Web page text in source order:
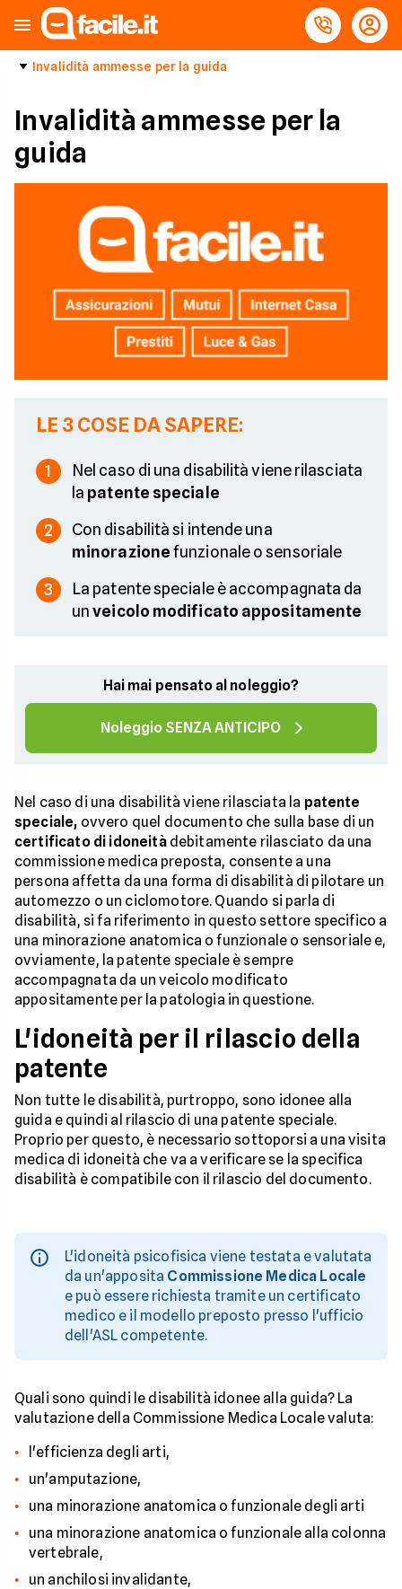
Invalidità ammesse per la guida
Invalidità ammesse per la
guida
LE 3 COSE DA SAPERE:
1
Nel caso di una disabilità viene rilasciata
la patente speciale
2
Con disabilità si intende una
minorazionefunzionale o sensoriale
3
La patente speciale è accompagnata da
unveicolo modificato appositamente
Hai mai pensato al noleggio?
Noleggio SENZA ANTICIPO
Nel caso di una disabilità viene rilasciata la patente
speciale, ovvero quel documento che sulla base di un
certificato di idoneitàdebitamente rilasciato da una
commissione medica preposta, consente a una
persona affetta da una forma di disabilità di pilotare un
automezzo o un ciclomotore. Quando si parla di
disabilità, si fa riferimento in questo settore specifico a
una minorazione anatomica o funzionale o sensoriale e,
ovviamente, la patente speciale è sempre
accompagnata da un veicolo modificato
appositamente per la patologia in questione.
L'idoneità per il rilascio della
patente
Non tutte le disabilità, purtroppo, sono idonee alla
guida e quindi al rilascio di una patente speciale.
Proprio per questo, è necessario sottoporsi a una visita
medica di idoneità che va a verificare se la specifica
disabilità è compatibile con il rilascio del documento.
L'idoneità psicofisica viene testata e valutata
da un'apposita Commissione Medica Locale
e può essere richiesta tramite un certificato
medico e il modello preposto presso l'ufficio
dell'ASL competente.
Quali sono quindi le disabilità idonee alla guida? La
valutazione della Commissione Medica Locale valuta:
l'efficienza degli arti,
un'amputazione,
una minorazione anatomica o funzionale degli arti
una minorazione anatomica o funzionale alla colonna
vertebrale,
un anchilosi invalidante,